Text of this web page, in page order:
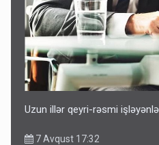
Uzun illər qeyri-rəsmi
7 Avqust 17:32